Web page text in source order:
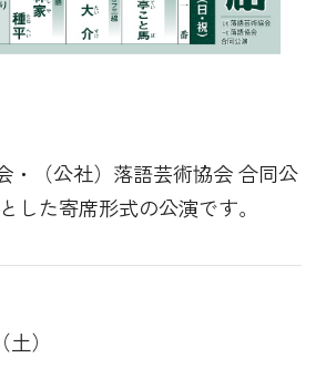
・（公社）落語芸術協会 合同公
した寄席形式の公演です。
）